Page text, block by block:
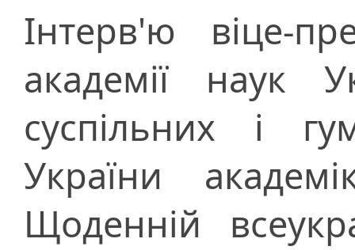
Інтерв'ю віце-
академії наук
суспільних і
України
Щоденній